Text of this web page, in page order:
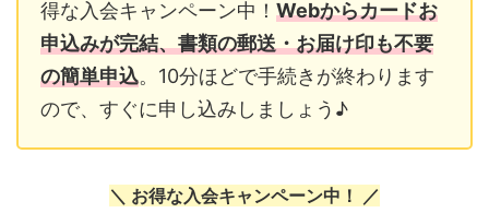
得な入会キャンペーン中！ Webからカードお
申込みが完結、書類の郵送・お届け印も不要
の簡単申込。10分ほどで手続きが終わります
ので、すぐに申し込みしましょう♪
＼ お得な入会キャンペーン中！ ／